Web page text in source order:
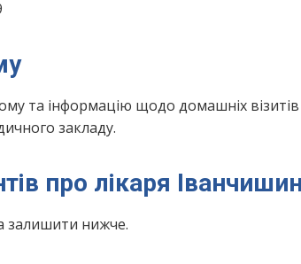
та інформацію щодо домашніх
закладу.
про лікаря
залишити нижче.